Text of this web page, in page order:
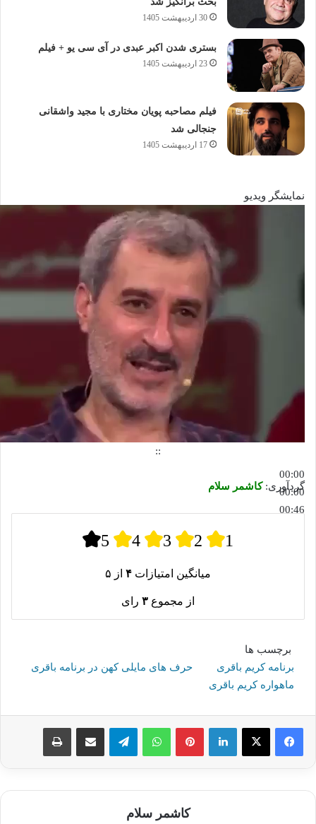
30 اردیبهشت 1405
بستری شدن اکبر عبدی در آی سی یو + فیلم
23 اردیبهشت 1405
فیلم مصاحبه پویان مختاری با مجید واشقانی
جنجالی شد
17 اردیبهشت 1405
نمایشگر ویدیو
00:00
00:00
00:46
::
گردآوری:کاشمر سلام
5 4 3 2 1
میانگین امتیازات ۴ از ۵
از مجموع ۳ رای
برچسب ها
برنامه کریم باقری
حرف های مایلی کهن در برنامه باقری
ماهواره کریم باقری
لینکدین پینترستواتس آپ تلگرام اشتراک گذاری از طریق ایمیل چاپ
کاشمر سلام